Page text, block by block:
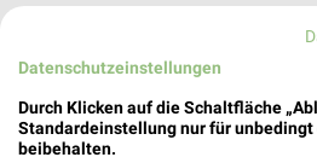
24306 Plön
269,37 km • Angebote:
Datenschutzeinstellungen
Durch Klicken auf die Schaltfläche
Standardeinstellung nur für
beibehalten.